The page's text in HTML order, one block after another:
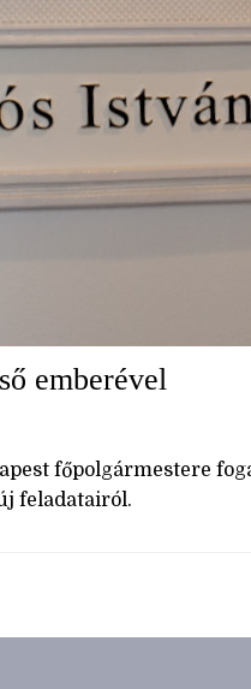
emberével
főpolgármestere
feladatairól.